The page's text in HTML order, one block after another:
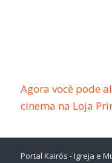
Agora você pode
cinema na Loja
Portal Kairós - Igreja e